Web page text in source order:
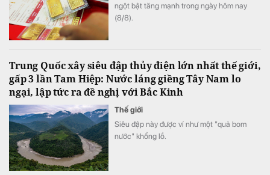
ngột bật tăng mạnh trong ngày hôm nay
(8/8).
Trung Quốc xây siêu đập thủy điện lớn nhất thế giới,
gấp 3 lần Tam Hiệp: Nước láng giềng Tây Nam lo
ngại, lập tức ra đề nghị với Bắc Kinh
Thế giới
Siêu đập này được ví như một "quả bom
nước" khổng lồ.